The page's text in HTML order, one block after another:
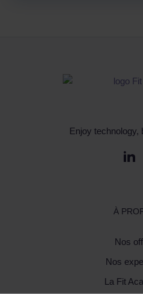
Enjoy technology,
À
Nos
Nos
La Fit